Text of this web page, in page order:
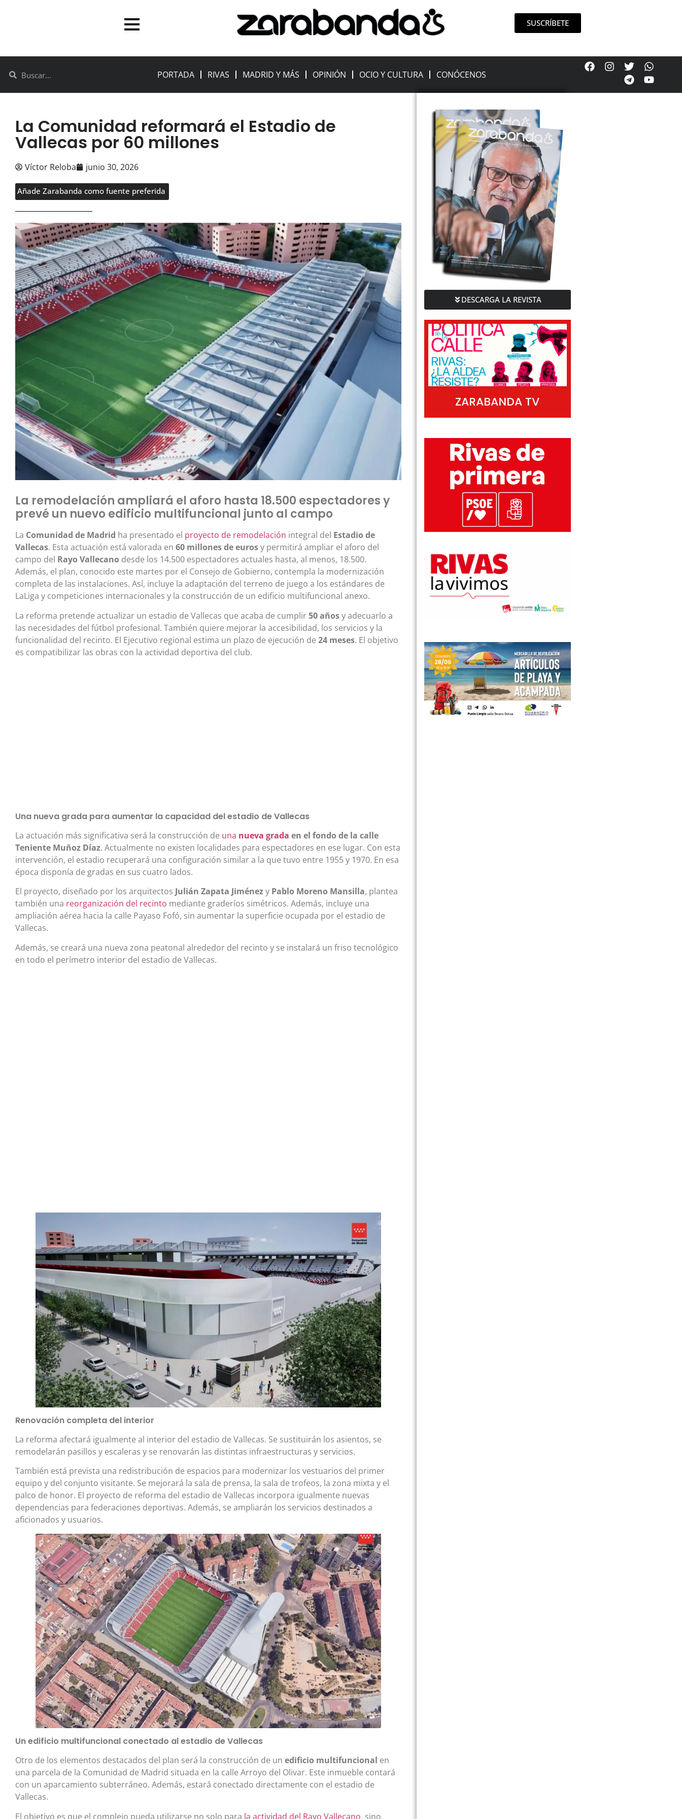
SUSCRÍBETE
PORTADA RIVAS MADRID Y MÁS OPINIÓN OCIO Y CULTURA CONÓCENOS
La Comunidad reformará el Estadio de
Vallecas por 60 millones
Víctor Reloba junio 30, 2026
Añade Zarabanda como fuente preferida
La remodelación ampliará el aforo hasta 18.500 espectadores y
prevé un nuevo edificio multifuncional junto al campo
La Comunidad de Madrid ha presentado el proyecto de remodelación integral del Estadio de
Vallecas. Esta actuación está valorada en 60 millones de eurosy permitirá ampliar el aforo del
campo del Rayo Vallecano desde los 14.500 espectadores actuales hasta, al menos, 18.500.
Además, el plan, conocido este martes por el Consejo de Gobierno, contempla la modernización
completa de las instalaciones. Así, incluye la adaptación del terreno de juego a los estándares de
LaLiga y competiciones internacionales y la construcción de un edificio multifuncional anexo.
La reforma pretende actualizar un estadio de Vallecas que acaba de cumplir50 añosy adecuarlo a
las necesidades del fútbol profesional. También quiere mejorar la accesibilidad, los servicios y la
funcionalidad del recinto. El Ejecutivo regional estima un plazo de ejecución de 24 meses. El objetivo
es compatibilizar las obras con la actividad deportiva del club.
Una nueva grada para aumentar la capacidad del estadio de Vallecas
La actuación más significativa será la construcción de una nueva grada en el fondo de la calle
Teniente Muñoz Díaz. Actualmente no existen localidades para espectadores en ese lugar. Con esta
intervención, el estadio recuperará una configuración similar a la que tuvo entre 1955 y 1970. En esa
época disponía de gradas en sus cuatro lados.
El proyecto, diseñado por los arquitectos Julián Zapata Jiménezy Pablo Moreno Mansilla, plantea
también una reorganización del recinto mediante graderíos simétricos. Además, incluye una
ampliación aérea hacia la calle Payaso Fofó, sin aumentar la superficie ocupada por el estadio de
Vallecas.
Además, se creará una nueva zona peatonal alrededor del recinto y se instalará un friso tecnológico
en todo el perímetro interior del estadio de Vallecas.
Renovación completa del interior
La reforma afectará igualmente al interior del estadio de Vallecas. Se sustituirán los asientos, se
remodelarán pasillos y escaleras y se renovarán las distintas infraestructuras y servicios.
También está prevista una redistribución de espacios para modernizar los vestuarios del primer
equipo y del conjunto visitante. Se mejorará la sala de prensa, la sala de trofeos, la zona mixta y el
palco de honor. El proyecto de reforma del estadio de Vallecas incorpora igualmente nuevas
dependencias para federaciones deportivas. Además, se ampliarán los servicios destinados a
aficionados y usuarios.
Un edificio multifuncional conectado al estadio de Vallecas
Otro de los elementos destacados del plan será la construcción de un edificio multifuncional en
una parcela de la Comunidad de Madrid situada en la calle Arroyo del Olivar. Este inmueble contará
con un aparcamiento subterráneo. Además, estará conectado directamente con el estadio de
Vallecas.
El objetivo es que el complejo pueda utilizarse no solo para la actividad del Rayo Vallecano, sino
DESCARGA LA REVISTA
ZARABANDA TV